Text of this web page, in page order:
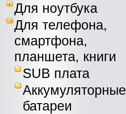
Для ноутбука
Для телефона,
смартфона,
планшета, книги
SUB плата
Аккумуляторные
батареи